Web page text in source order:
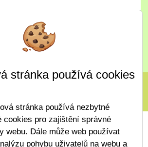
Celý jídelníček
přístupnosti Mapa webu Cookies
stránka používá cookies
stránka používá nezbytné
cookies pro zajištění správné
webu. Dále může web používat
pohybu uživatelů na webu a